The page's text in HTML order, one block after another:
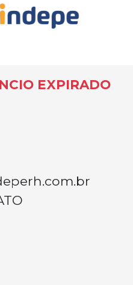
EXPIRADO